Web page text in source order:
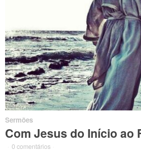
Sermões
Com Jesus do Início ao
0 comentários